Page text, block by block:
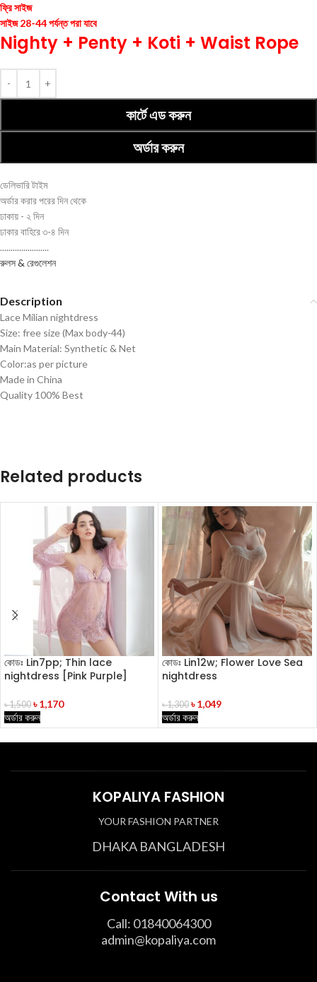
ফ্রি সাইজ
সাইজ 28-44 পর্যন্ত পরা যাবে
Nighty + Penty + Koti + Waist Rope
কার্টে এড করুন
অর্ডার করুন
ডেলিভারি টাইম
অর্ডার করার পরের দিন থেকে
ঢাকায় - ২ দিন
ঢাকার বাহিরে ৩-৪ দিন
.......................
রুলস & রেগুলেশন
Description
Lace Milian nightdress
Size: free size (Max body-44)
Main Material: Synthetic & Net
Color:as per picture
Made in China
Quality 100% Best
Related products
কোডঃ Lin7pp; Thin lace
nightdress [Pink Purple]
৳1,500 ৳1,170
অর্ডার করুন
কোডঃ Lin12w; Flower Love Sea
nightdress
৳1,300 ৳1,049
অর্ডার করুন
KOPALIYA FASHION
YOUR FASHION PARTNER
DHAKA BANGLADESH
Contact With us
Call: 01840064300
admin@kopaliya.com